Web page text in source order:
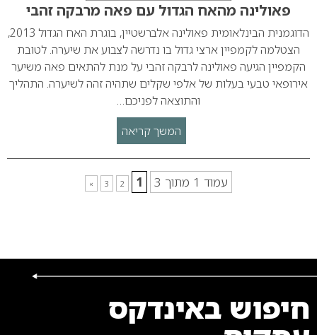
פאולינה מהאח הגדול עם פאה מרבקה זהבי
הדוגמנית הבינלאומית פאולינה אלברשטיין, בוגרת האח הגדול 2013,
הצטלמה לקמפיין ארצי גדול בו נדרשה לצבוע את שיערה. לטובת
הקמפיין הגיעה פאולינה לרבקה זהבי על מנת להתאים פאה משיער
אירופאי טבעי בעלות של אלפי שקלים שתהיה זהה לשיערה. התהליך
והתוצאה לפניכם…
המשך קריאה
עמוד 1 מתוך 3 1
2
3
»
חיפוש באינדקס